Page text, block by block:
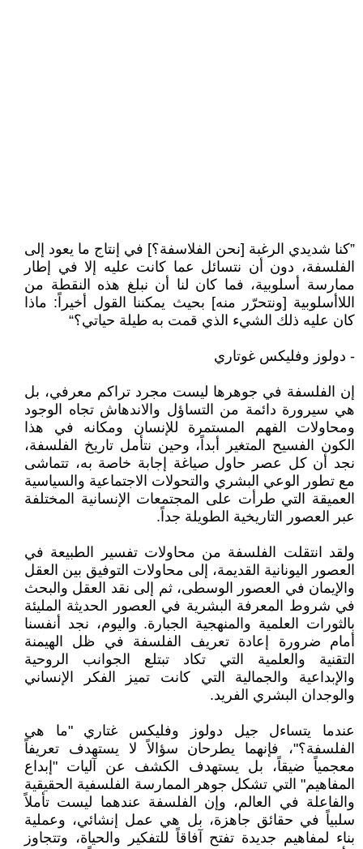
”كنا شديدي الرغبة [نحن الفلاسفة؟] في إنتاج ما يعود إلى
الفلسفة، دون أن نتسائل عما كانت عليه إلا في إطار
ممارسة أسلوبية، فما كان لنا أن نبلغ هذه النقطة من
اللاأسلوبية [ونتحرّر منه] بحيث يمكننا القول أخيراً: ماذا
كان عليه ذلك الشيء الذي قمت به طيلة حياتي؟“
- دولوز وفليكس غوتاري
إن الفلسفة في جوهرها ليست مجرد تراكم معرفي، بل
هي سيرورة دائمة من التساؤل والاندهاش تجاه الوجود
ومحاولات الفهم المستمرة للإنسان ومكانه في هذا
الكون الفسيح المتغير أبداً، وحين نتأمل تاريخ الفلسفة،
نجد أن كل عصر حاول صياغة إجابة خاصة به، تتماشى
مع تطور الوعي البشري والتحولات الاجتماعية والسياسية
العميقة التي طرأت على المجتمعات الإنسانية المختلفة
عبر العصور التاريخية الطويلة جداً.
ولقد انتقلت الفلسفة من محاولات تفسير الطبيعة في
العصور اليونانية القديمة، إلى محاولات التوفيق بين العقل
والإيمان في العصور الوسطى، ثم إلى نقد العقل والبحث
في شروط المعرفة البشرية في العصور الحديثة المليئة
بالثورات العلمية والمنهجية الجبارة. واليوم، نجد أنفسنا
أمام ضرورة إعادة تعريف الفلسفة في ظل الهيمنة
التقنية والعلمية التي تكاد تبتلع الجوانب الروحية
والإبداعية والجمالية التي كانت تميز الفكر الإنساني
والوجدان البشري الفريد.
عندما يتساءل جيل دولوز وفليكس غتاري "ما هي
الفلسفة؟"، فإنهما يطرحان سؤالاً لا يستهدف تعريفاً
معجمياً ضيقاً، بل يستهدف الكشف عن آليات "إبداع
المفاهيم" التي تشكل جوهر الممارسة الفلسفية الحقيقية
والفاعلة في العالم، وإن الفلسفة عندهما ليست تأملاً
سلبياً في حقائق جاهزة، بل هي عمل إنشائي، وعملية
بناء لمفاهيم جديدة تفتح آفاقاً للتفكير والحياة، وتتجاوز